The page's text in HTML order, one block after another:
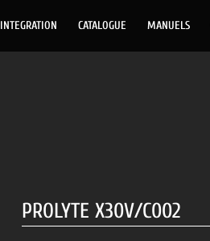
INTEGRATION CATALOGUE MANUELS
PROLYTE X30V/C002